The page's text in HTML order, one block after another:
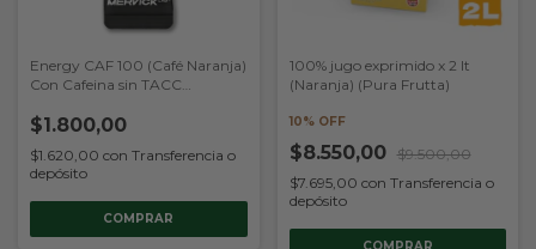
Energy CAF 100 (Café Naranja)
Con Cafeina sin TACC
$1.800,00
$1.620,00 con Transferencia o
depósito
100% jugo exprimido x 2 lt
(Naranja) (Pura Frutta)
10% OFF
$8.550,00 $9.500,00
$7.695,00 con Transferencia o
depósito